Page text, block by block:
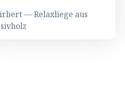
— Relaxliege aus